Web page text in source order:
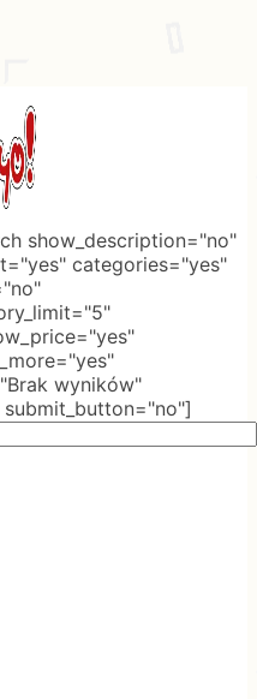
show_description="no"
categories="yes"
wyników"